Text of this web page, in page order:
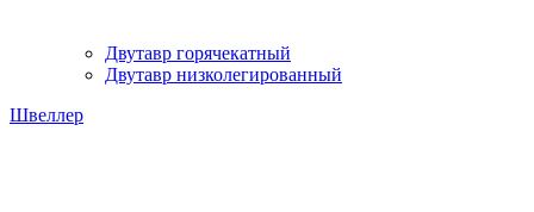
Двутавр горячекатный
Двутавр низколегированный
Швеллер